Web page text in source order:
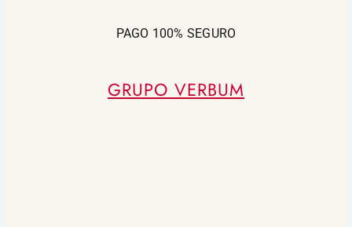
PAGO 100% SEGURO
GRUPO VERBUM